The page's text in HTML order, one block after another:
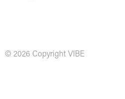
© 2026 Copyright VIBE